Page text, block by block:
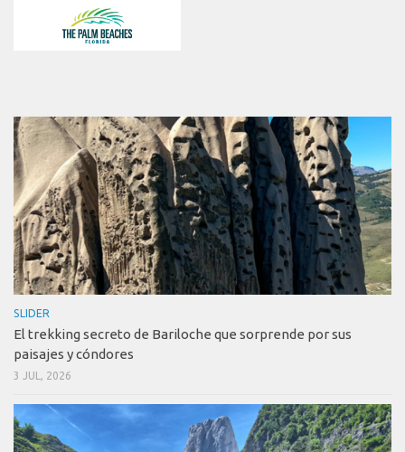
SLIDER
El trekking secreto de Bariloche que sorprende por sus
paisajes y cóndores
3 JUL, 2026